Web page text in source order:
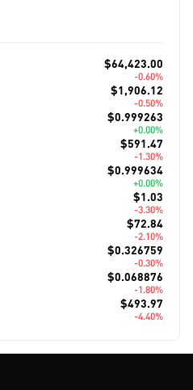
$64,423.00
-0.60%
$1,906.12
-0.50%
$0.999263
+0.00%
$591.47
-1.30%
$0.999634
+0.00%
$1.03
-3.30%
$72.84
-2.10%
$0.326759
-0.30%
$0.068876
-1.80%
$493.97
-4.40%